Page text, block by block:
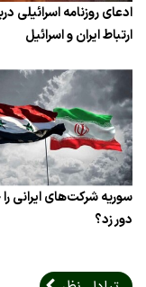
ادعای روزنامه اسرائیلی
ارتباط ایران و اسرائیل
سوریه شرکت‌های ایرانی
دور زد؟